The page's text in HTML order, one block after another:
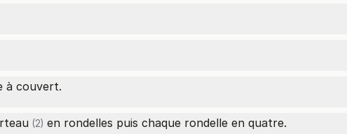
à couvert.
(2) en rondelles puis chaque rondelle en quatre.